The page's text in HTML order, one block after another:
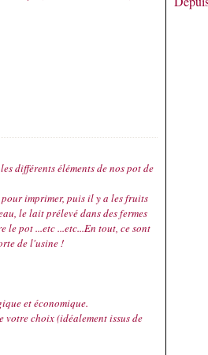
différents éléments de nos pot de
imprimer, puis il y a les fruits
le lait prélevé dans des fermes
pot ...etc ...etc...En tout, ce sont
de l'usine !
et économique.
votre choix(idéalement issus de